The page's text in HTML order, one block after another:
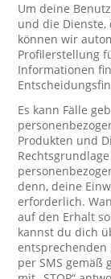
Um deine
und die
können wir
Profilerstellung
Informationen
Es kann Fälle
Produkten und
denn, deine
erforderlich.
auf den Erhalt
kannst du dich
per SMS gemäß